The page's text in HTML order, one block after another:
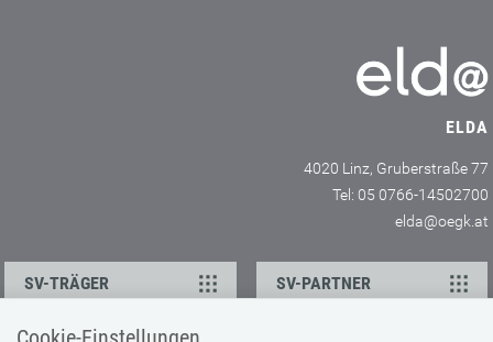
ELDA
4020 Linz, Gruberstraße 77
Tel: 05 0766-14502700
elda@oegk.at
SV-TRÄGER SV-PARTNER